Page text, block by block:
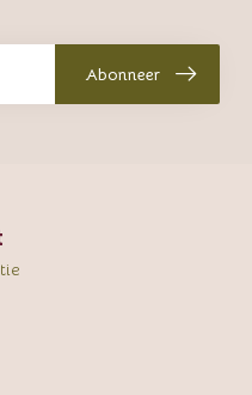
Abonneer